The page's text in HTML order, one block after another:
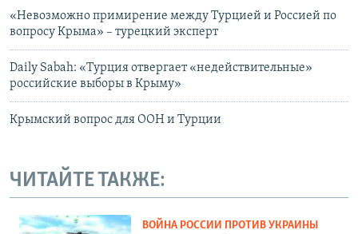
«Невозможно примирение между Турцией и Россией по
вопросу Крыма» – турецкий эксперт
Daily Sabah: «Турция отвергает «недействительные»
российские выборы в Крыму»
Крымский вопрос для ООН и Турции
ЧИТАЙТЕ ТАКЖЕ:
ВОЙНА РОССИИ ПРОТИВ УКРАИНЫ